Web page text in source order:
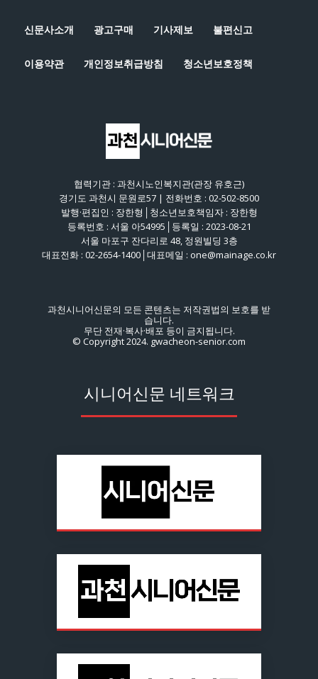
신문사소개 광고구매 기사제보 불편신고
이용약관 개인정보취급방침 청소년보호정책
협력기관 : 과천시노인복지관(관장 유호근)
경기도 과천시 문원로57 | 전화번호 : 02-502-8500
발행·편집인 : 장한형│청소년보호책임자 : 장한형
등록번호 : 서울 아54995│등록일 : 2023-08-21
서울 마포구 잔다리로 48, 정원빌딩 3층
대표전화 : 02-2654-1400│대표메일 : one@mainage.co.kr
과천시니어신문의 모든 콘텐츠는 저작권법의 보호를 받
습니다.
무단 전재·복사·배포 등이 금지됩니다.
© Copyright 2024. gwacheon-senior.com
시니어신문 네트워크